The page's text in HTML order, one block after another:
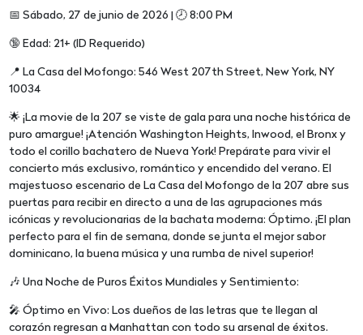
📅 Sábado, 27 de junio de 2026 | 🕗 8:00 PM
🔞 Edad: 21+ (ID Requerido)
📍 La Casa del Mofongo: 546 West 207th Street, New York, NY
10034
🌟 ¡La movie de la 207 se viste de gala para una noche histórica de
puro amargue! ¡Atención Washington Heights, Inwood, el Bronx y
todo el corillo bachatero de Nueva York! Prepárate para vivir el
concierto más exclusivo, romántico y encendido del verano. El
majestuoso escenario de La Casa del Mofongo de la 207 abre sus
puertas para recibir en directo a una de las agrupaciones más
icónicas y revolucionarias de la bachata moderna: Óptimo. ¡El plan
perfecto para el fin de semana, donde se junta el mejor sabor
dominicano, la buena música y una rumba de nivel superior!
🎶 Una Noche de Puros Éxitos Mundiales y Sentimiento:
🎤 Óptimo en Vivo: Los dueños de las letras que te llegan al
corazón regresan a Manhattan con todo su arsenal de éxitos.